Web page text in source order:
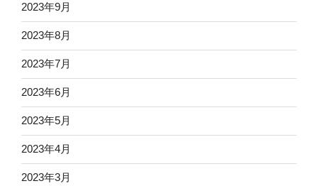
2023年9月
2023年8月
2023年7月
2023年6月
2023年5月
2023年4月
2023年3月